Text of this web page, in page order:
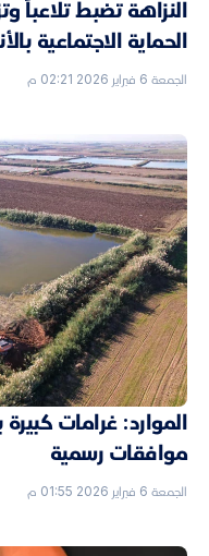
الحماية الاجتماعية
الجمعة 6 فبراير 2026 02:21 م
الموارد: غرامات
موافقات رسمية
الجمعة 6 فبراير 2026 01:55 م